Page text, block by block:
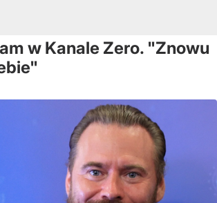
w Kanale Zero. "Znowu